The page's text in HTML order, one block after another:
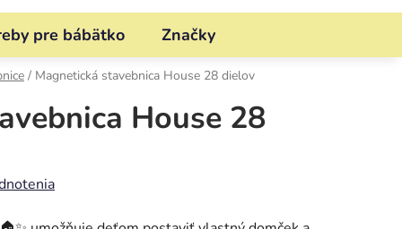
KOŠÍK
pre bábätko Značky
/ Magnetická stavebnica House 28 dielov
House 28